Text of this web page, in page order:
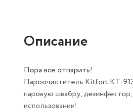
Описание
Пора все отпарить!
Пароочиститель Kitfort КТ-
паровую швабру,
использовании!